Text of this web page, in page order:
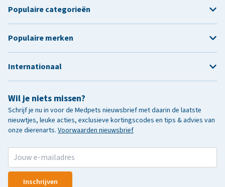
Wil je niets missen?
Schrijf je nu in voor de Medpets nieuwsbrief met daarin de laatste
nieuwtjes, leuke acties, exclusieve kortingscodes en tips & advies van
onze dierenarts. Voorwaarden nieuwsbrief
Inschrijven
Populaire categorieën
Populaire merken
Internationaal